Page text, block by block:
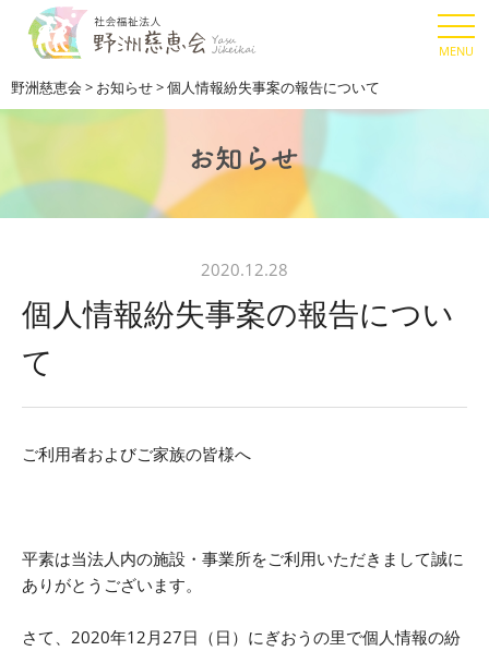
野洲慈恵会 > お知らせ>個人情報紛失事案の報告について
2020.12.28
個人情報紛失事案の報告につい
て
ご利用者およびご家族の皆様へ
平素は当法人内の施設・事業所をご利用いただきまして誠に
ありがとうございます。
さて、2020年12月27日（日）にぎおうの里で個人情報の紛